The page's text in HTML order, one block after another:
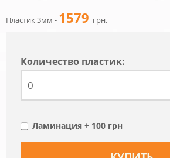
Пластик 3мм - 1579 грн.
Количество пластик:
Ламинация + 100 грн